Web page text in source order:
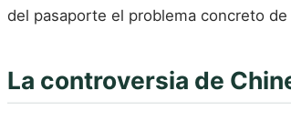
del pasaporte el problema concreto
La controversia de